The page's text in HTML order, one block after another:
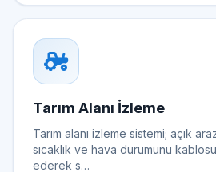
Tarım Alanı İzleme
Tarım alanı izleme sistemi; açık
sıcaklık ve hava durumunu
ederek s…